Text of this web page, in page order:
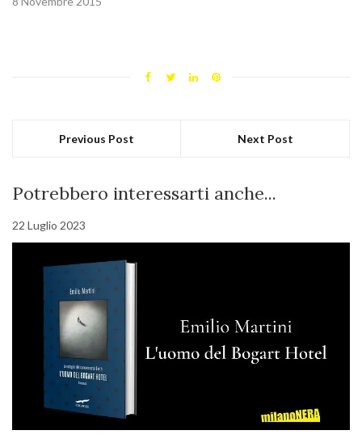
Previous Post Next Post
Potrebbero interessarti anche...
22 Luglio 2023